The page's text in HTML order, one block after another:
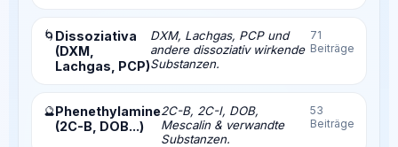
🌀 Dissoziativa
(DXM,
Lachgas, PCP)
DXM, Lachgas, PCP und
andere dissoziativ wirkende
Substanzen.
71
Beiträge
🔮Phenethylamine
(2C-B, DOB...)
2C-B, 2C-I, DOB,
Mescalin & verwandte
Substanzen.
53
Beiträge